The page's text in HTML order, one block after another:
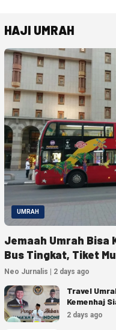
HAJI UMRAH
UMRAH
Jemaah Umrah Bisa
Bus Tingkat, Tiket
Neo Jurnalis | 2 days ago
Travel
Kemenhaj
hingga
2 days ago